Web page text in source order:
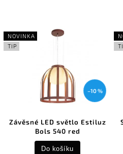
NOVINKA
TIP
–10 %
Závěsné LED světlo Estiluz
Bols 540 red
Do košíku